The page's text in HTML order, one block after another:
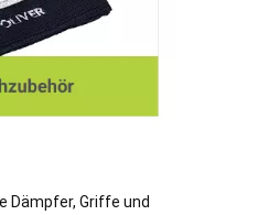
Dämpfer, Griffe und